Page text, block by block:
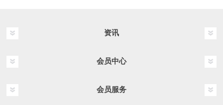
资讯
会员中心
会员服务